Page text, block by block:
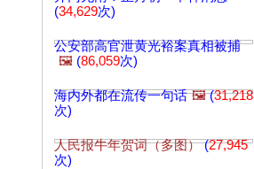
(34,629次)
公安部高官泄黄光裕案真相被捕
🖼️ (86,059次)
海内外都在流传一句话 🖼️(31,218
次)
人民报牛年贺词（多图）(27,945
次)